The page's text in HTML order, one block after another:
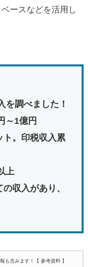
ースなどを活用し
を調べました！
～1億円
ト。印税収入累
上
収入があり、
も含みます！ 【 参考資料 】